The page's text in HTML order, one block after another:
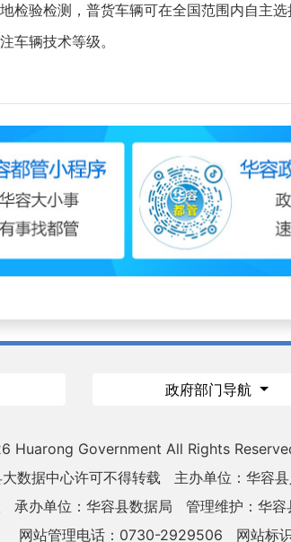
验检测，普货车辆可在全国范围内自主选
车辆技术等级。
政府部门导航
Huarong Government All Rights
数据中心许可不得转载
主办单位：华容
承办单位：华容县数据局
管理维护：华
网站管理电话：0730-2929506 网站标